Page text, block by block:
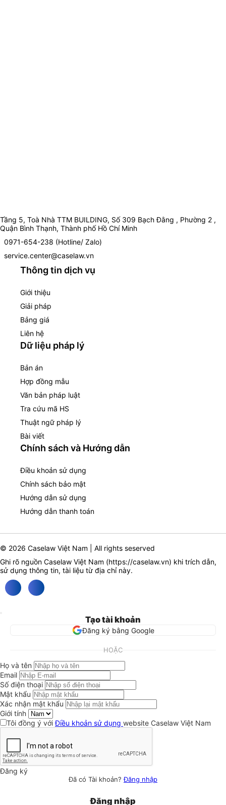
Tầng 5, Toà Nhà TTM BUILDING, Số 309 Bạch Đằng , Phường 2 ,
Quận Bình Thạnh, Thành phố Hồ Chí Minh
0971-654-238 (Hotline/ Zalo)
service.center@caselaw.vn
Thông tin dịch vụ
Giới thiệu
Giải pháp
Bảng giá
Liên hệ
Dữ liệu pháp lý
Bản án
Hợp đồng mẫu
Văn bản pháp luật
Tra cứu mã HS
Thuật ngữ pháp lý
Bài viết
Chính sách và Hướng dẫn
Điều khoản sử dụng
Chính sách bảo mật
Hướng dẫn sử dụng
Hướng dẫn thanh toán
© 2026 Caselaw Việt Nam | All rights seserved
Ghi rõ nguồn Caselaw Việt Nam (https://caselaw.vn) khi trích dẫn,
sử dụng thông tin, tài liệu từ địa chỉ này.
Tạo tài khoản
Đăng ký bằng Google
HOẶC
Họ và tên
Email
Số điện thoại
Mật khẩu
Xác nhận mật khẩu
Giới tính
Tôi đồng ý vớiĐiều khoản sử dụng website Caselaw Việt Nam
Đăng ký
Đã có Tài khoản?Đăng nhập
Đăng nhập